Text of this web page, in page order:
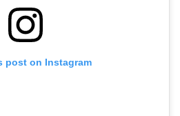
post on Instagram